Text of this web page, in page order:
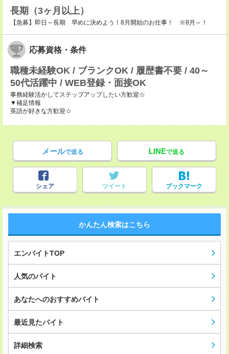
長期（3ヶ月以上）
【急募】即日～長期 早めに決めよう！8月開始のお仕事！ ※8月～！
応募資格・条件
職種未経験OK / ブランクOK / 履歴書不要 / 40～
50代活躍中 / WEB登録・面接OK
事務経験活かしてステップアップしたい方歓迎☆
▼補足情報
英語が好きな方歓迎☆
メールで送る LINEで送る
シェア ツイート ブックマーク
かんたん検索はこちら
エンバイトTOP
人気のバイト
あなたへのおすすめバイト
最近見たバイト
詳細検索